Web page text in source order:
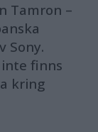
Tamron –
Sony.
finns
kring